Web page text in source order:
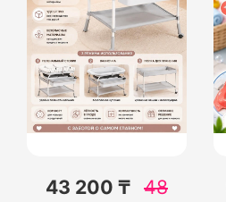
43 200 ₸ 48